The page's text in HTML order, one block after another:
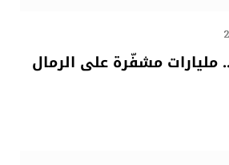
مليارات مشفّرة على الرمال